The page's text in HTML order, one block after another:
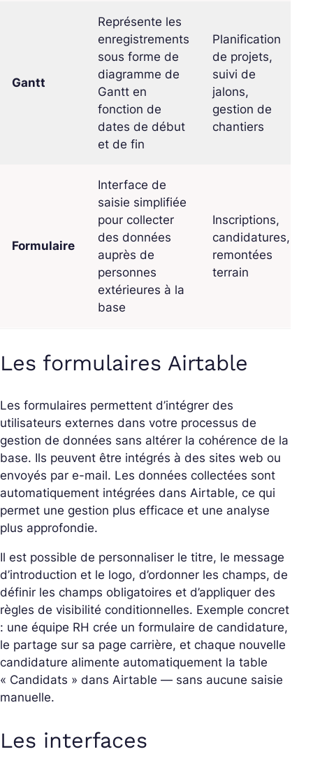
Gantt
Représente les
enregistrements
sous forme de
diagramme de
Gantt en
fonction de
dates de début
et de fin
Planification
de projets,
suivi de
jalons,
gestion de
chantiers
Formulaire
Interface de
saisie simplifiée
pour collecter
des données
auprès de
personnes
extérieures à la
base
Inscriptions,
candidatures,
remontées
terrain
Les formulaires Airtable
Les formulaires permettent d’intégrer des
utilisateurs externes dans votre processus de
gestion de données sans altérer la cohérence de la
base. Ils peuvent être intégrés à des sites web ou
envoyés par e-mail. Les données collectées sont
automatiquement intégrées dans Airtable, ce qui
permet une gestion plus efficace et une analyse
plus approfondie.
Il est possible de personnaliser le titre, le message
d’introduction et le logo, d’ordonner les champs, de
définir les champs obligatoires et d’appliquer des
règles de visibilité conditionnelles. Exemple concret
: une équipe RH crée un formulaire de candidature,
le partage sur sa page carrière, et chaque nouvelle
candidature alimente automatiquement la table
« Candidats » dans Airtable — sans aucune saisie
manuelle.
Les interfaces